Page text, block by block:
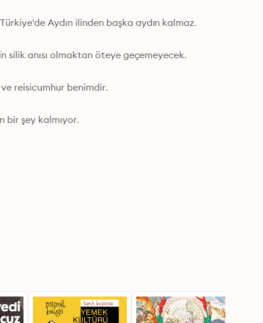
Aydın ilinden başka aydın kalmaz.
silik anısı olmaktan öteye geçemeyecek.
reisicumhur benimdir.
bir şey kalmıyor.